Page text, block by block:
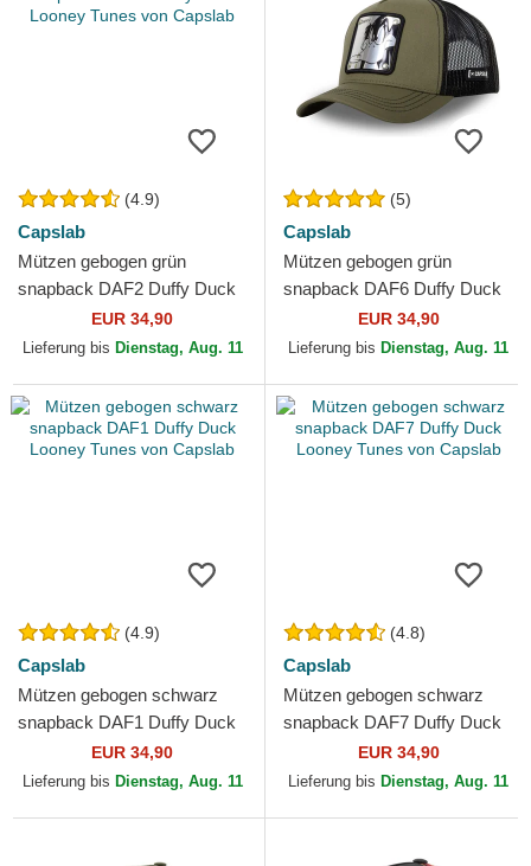
(4.9)
Capslab
Mützen gebogen grün
snapback DAF2 Duffy Duck
Looney Tunes von Capslab
EUR 34,90
Lieferung bis Dienstag, Aug. 11
(5)
Capslab
Mützen gebogen grün
snapback DAF6 Duffy Duck
Looney Tunes von Capslab
EUR 34,90
Lieferung bis Dienstag, Aug. 11
(4.9)
Capslab
Mützen gebogen schwarz
snapback DAF1 Duffy Duck
Looney Tunes von Capslab
EUR 34,90
Lieferung bis Dienstag, Aug. 11
(4.8)
Capslab
Mützen gebogen schwarz
snapback DAF7 Duffy Duck
Looney Tunes von Capslab
EUR 34,90
Lieferung bis Dienstag, Aug. 11